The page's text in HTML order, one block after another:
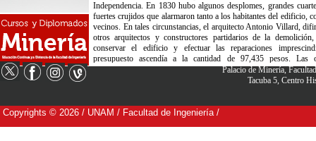
Palacio de Minería,
Tacuba 5, Centro
Copyrights © 2026 / UNAM / Facultad de Ingeniería /